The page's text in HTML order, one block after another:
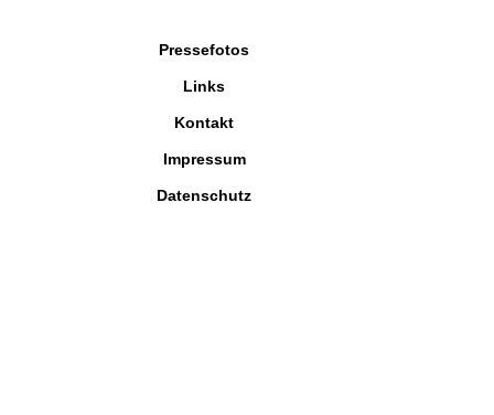
Pressefotos
Links
Kontakt
Impressum
Datenschutz